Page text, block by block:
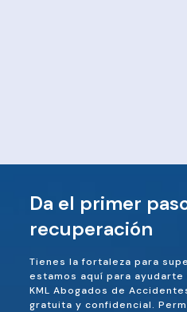
Da el primer
recuperación
Tienes la fortaleza para
estamos aquí para
KML Abogados de
gratuita y confidencial.